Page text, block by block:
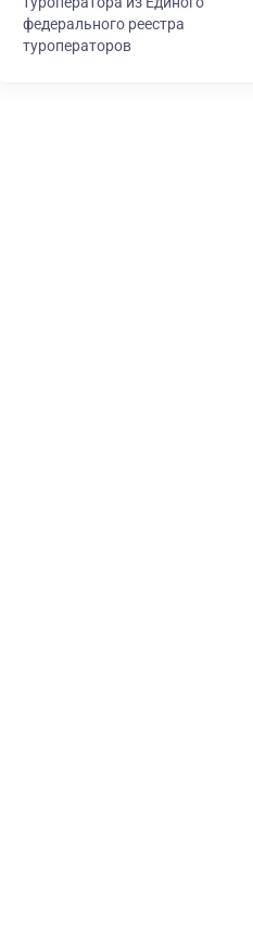
федерального реестра
туроператоров